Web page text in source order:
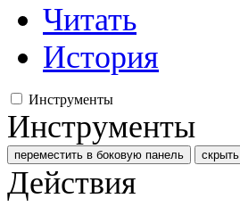
Читать
История
Инструменты
Инструменты
переместить в боковую панель скрыть
Действия